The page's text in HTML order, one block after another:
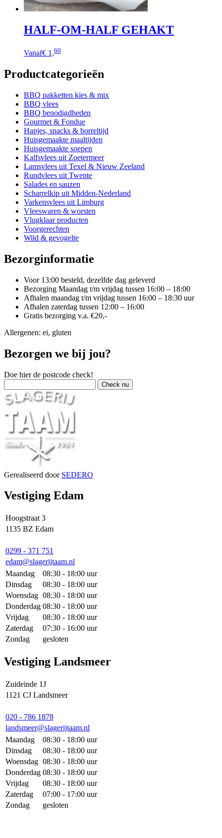
HALF-OM-HALF GEHAKT
Vanaf€ 1,60
meerdere
Deze
kan
gekozen
worden
op
de
productpagina
Productcategorieën
BBQ pakketten kies & mix
BBQ vlees
BBQ benodigdheden
Gourmet & Fondue
Hapjes, snacks & borreltijd
Huisgemaakte maaltijden
Huisgemaakte soepen
Kalfsvlees uit Zoetermeer
Lamsvlees uit Texel & Nieuw Zeeland
Rundvlees uit Twente
Salades en sauzen
Scharrelkip uit Midden-Nederland
Varkensvlees uit Limburg
Vleeswaren & worsten
Vlugklaar producten
Voorgerechten
Wild & gevogelte
Bezorginformatie
Voor 13:00 besteld, dezelfde dag geleverd
Bezorging Maandag t/m vrijdag tussen 16:00 – 18:00
Afhalen maandag t/m vrijdag tussen 16:00 – 18:30 uur
Afhalen zaterdag tussen 12:00 – 16:00
Gratis bezorging v.a. €20,-
Allergenen: ei, gluten
Bezorgen we bij jou?
Doe hier de postcode check!
Gerealiseerd door SEDERO
Vestiging Edam
Hoogstraat 3
1135 BZ Edam
0299 - 371 751
edam@slagerijtaam.nl
Maandag
08:30 - 18:00 uur
Dinsdag
08:30 - 18:00 uur
Woensdag 08:30 - 18:00 uur
Donderdag 08:30 - 18:00 uur
Vrijdag
08:30 - 18:00 uur
Zaterdag
07:30 - 16:00 uur
Zondag
gesloten
Vestiging Landsmeer
Zuideinde 1J
1121 CJ Landsmeer
020 - 786 1878
landsmeer@slagerijtaam.nl
Maandag
08:30 - 18:00 uur
Dinsdag
08:30 - 18:00 uur
Woensdag 08:30 - 18:00 uur
Donderdag 08:30 - 18:00 uur
Vrijdag
08:30 - 18:00 uur
Zaterdag
07:00 - 17:00 uur
Zondag
gesloten